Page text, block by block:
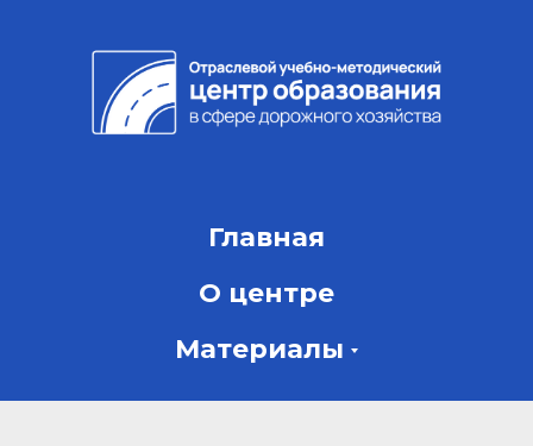
Главная
О центре
Материалы